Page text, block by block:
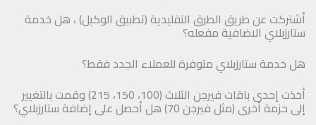
أشتركت عن طريق الطرق التقليدية (تطبيق الوكيل) ، هل خدمة
ستارزبلاي الاضافية مفعله؟
هل خدمة ستارزبلاي متوفرة للعملاء الجدد فقط؟
أخذت إحدى باقات فيرجن الثلاث (100، 150، 215) وقمت بالتغيير
إلى حزمة أخرى (مثل فيرجن 70) هل أحصل على إضافة ستارزبلاي؟